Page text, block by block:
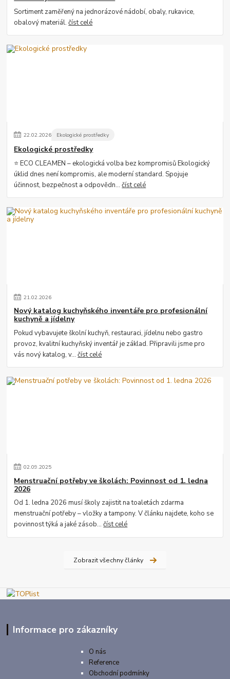
Sortiment zaměřený na jednorázové nádobí, obaly, rukavice,
obalový materiál.číst celé
22.02.2026 Ekologické prostředky
Ekologické prostředky
⭐ ECO CLEAMEN – ekologická volba bez kompromisů Ekologický
úklid dnes není kompromis, ale moderní standard. Spojuje
účinnost, bezpečnost a odpovědn...číst celé
21.02.2026
Nový katalog kuchyňského inventáře pro profesionální
kuchyně a jídelny
Pokud vybavujete školní kuchyň, restauraci, jídelnu nebo gastro
provoz, kvalitní kuchyňský inventář je základ. Připravili jsme pro
vás nový katalog, v...číst celé
02.09.2025
Menstruační potřeby ve školách: Povinnost od 1. ledna
2026
Od 1. ledna 2026 musí školy zajistit na toaletách zdarma
menstruační potřeby – vložky a tampony. V článku najdete, koho se
povinnost týká a jaké zásob...číst celé
Zobrazit všechny články
Informace pro zákazníky
O nás
Reference
Obchodní podmínky